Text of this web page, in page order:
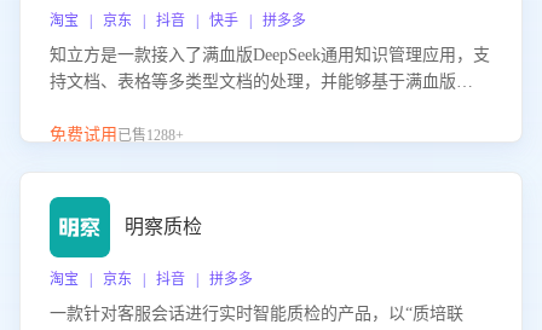
淘宝 | 京东 | 抖音 | 快手 | 拼多多
知立方是一款接入了满血版DeepSeek通用知识管理应用，支
持文档、表格等多类型文档的处理，并能够基于满血版
识支持，帮助用户高效管理和利用知识资源。通过该产品，
免费试用 已售1288+
明察质检
淘宝 | 京东 | 抖音 | 拼多多
一款针对客服会话进行实时智能质检的产品，以“质培联